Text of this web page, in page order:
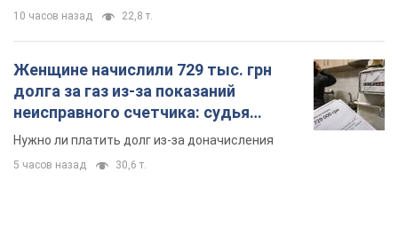
10 часов назад 22,8 т.
Женщине начислили 729 тыс. грн
долга за газ из-за показаний
неисправного счетчика: судья
вынес неожиданное решение
Нужно ли платить долг из-за доначисления
5 часов назад 30,6 т.